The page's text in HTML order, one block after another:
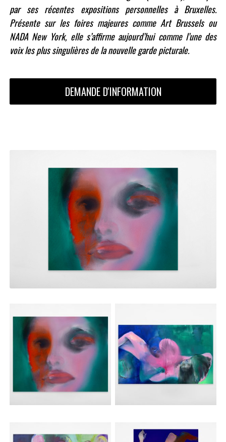
par ses récentes expositions personnelles à Bruxelles.
Présente sur les foires majeures comme Art Brussels ou
NADA New York, elle s’affirme aujourd’hui comme l’une des
voix les plus singulières de la nouvelle garde picturale.
DEMANDE D'INFORMATION